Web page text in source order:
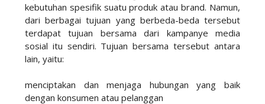
kebutuhan spesifik suatu produk atau brand. Namun,
dari berbagai tujuan yang berbeda-beda tersebut
terdapat tujuan bersama dari kampanye media
sosial itu sendiri. Tujuan bersama tersebut antara
lain, yaitu:
menciptakan dan menjaga hubungan yang baik
dengan konsumen atau pelanggan